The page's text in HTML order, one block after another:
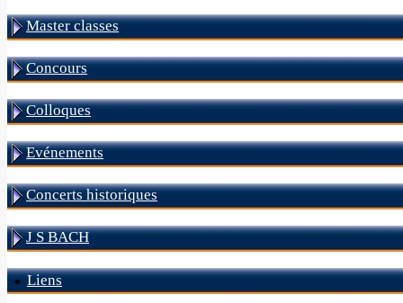
Master classes
Concours
Colloques
Evénements
Concerts historiques
J S BACH
Liens